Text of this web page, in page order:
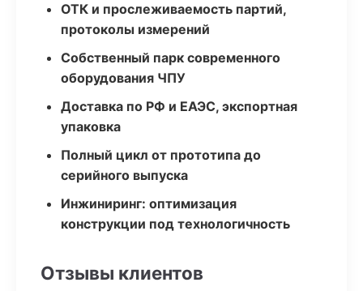
ОТК и прослеживаемость партий,
протоколы измерений
Собственный парк современного
оборудования ЧПУ
Доставка по РФ и ЕАЭС, экспортная
упаковка
Полный цикл от прототипа до
серийного выпуска
Инжиниринг: оптимизация
конструкции под технологичность
Отзывы клиентов